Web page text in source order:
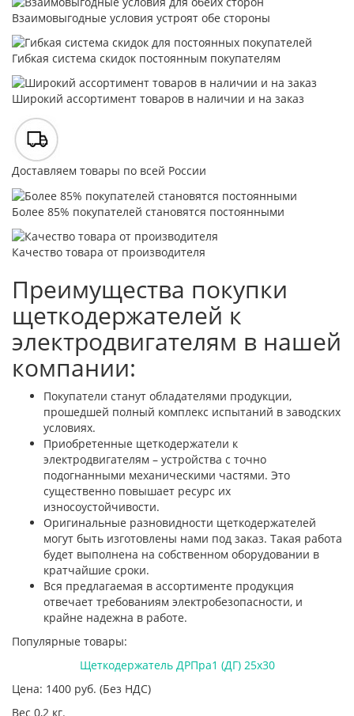
Взаимовыгодные условия устроят обе стороны
Гибкая система скидок постоянным покупателям
Широкий ассортимент товаров в наличии и на заказ
Доставляем товары по всей России
Более 85% покупателей становятся постоянными
Качество товара от производителя
Преимущества покупки
щеткодержателей к
электродвигателям в нашей
компании:
Покупатели станут обладателями продукции,
прошедшей полный комплекс испытаний в заводских
условиях.
Приобретенные щеткодержатели к
электродвигателям – устройства с точно
подогнанными механическими частями. Это
существенно повышает ресурс их
износоустойчивости.
Оригинальные разновидности щеткодержателей
могут быть изготовлены нами под заказ. Такая работа
будет выполнена на собственном оборудовании в
кратчайшие сроки.
Вся предлагаемая в ассортименте продукция
отвечает требованиям электробезопасности, и
крайне надежна в работе.
Популярные товары:
Щеткодержатель ДРПра1 (ДГ) 25х30
Цена: 1400 руб. (Без НДС)
Вес 0,2 кг.